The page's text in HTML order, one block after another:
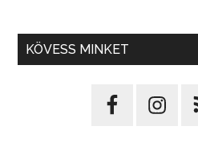
KÖVESS MINKET